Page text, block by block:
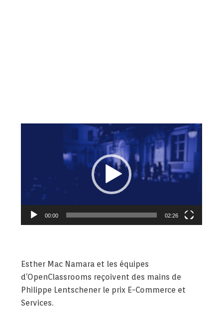
00:00 02:26
Esther Mac Namara et les équipes
d’OpenClassrooms reçoivent des mains de
Philippe Lentschener le prix E-Commerce et
Services.